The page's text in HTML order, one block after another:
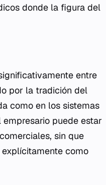
donde la figura del
entre
por la tradición del
como en los sistemas
puede estar
sin que
como